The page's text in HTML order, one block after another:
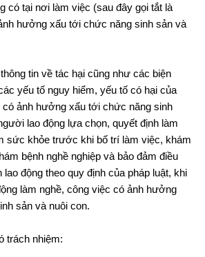
có tại nơi làm việc (sau đây gọi tắt là
hưởng xấu tới chức năng sinh sản và
tin về tác hại cũng như các biện
yếu tố nguy hiểm, yếu tố có hại của
ảnh hưởng xấu tới chức năng sinh
lao động lựa chọn, quyết định làm
sức khỏe trước khi bố trí làm việc, khám
bệnh nghề nghiệp và bảo đảm điều
lao động theo quy định của pháp luật, khi
làm nghề, công việc có ảnh hưởng
sản và nuôi con.
trách nhiệm: